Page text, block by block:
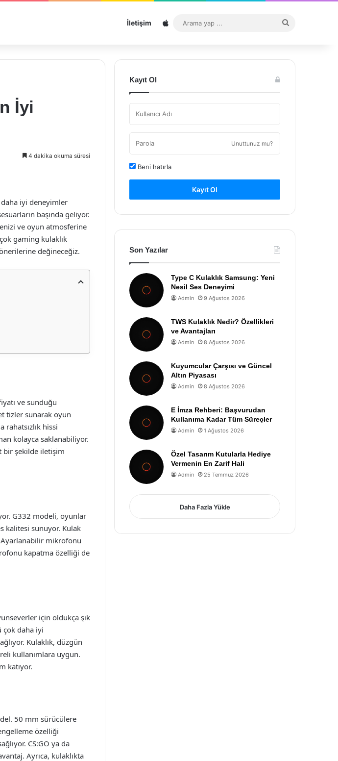
İletişim Sitemap
...
İyi
4 dakika okuma süresi
iyi deneyimler
başında geliyor.
ve oyun atmosferine
gaming kulaklık
değineceğiz.
ve sunduğu
tizler sunarak oyun
hissi
kolayca saklanabiliyor.
bir şekilde iletişim
G332 modeli, oyunlar
kalitesi sunuyor. Kulak
Ayarlanabilir mikrofonu
kapatma özelliği de
için oldukça şık
çok daha iyi
Kulaklık, düzgün
kullanımlara uygun.
katıyor.
50 mm sürücülere
özelliği
CS:GO ya da
Ayrıca, kulaklıkta
Kayıt Ol
Unuttunuz mu?
Beni hatırla
Kayıt Ol
Son Yazılar
Type C Kulaklık Samsung: Yeni
Nesil Ses Deneyimi
Admin 9 Ağustos 2026
TWS Kulaklık Nedir? Özellikleri
ve Avantajları
Admin 8 Ağustos 2026
Kuyumcular Çarşısı ve Güncel
Altın Piyasası
Admin 8 Ağustos 2026
E İmza Rehberi: Başvurudan
Kullanıma Kadar Tüm Süreçler
Admin 1 Ağustos 2026
Özel Tasarım Kutularla Hediye
Vermenin En Zarif Hali
Admin 25 Temmuz 2026
Daha Fazla Yükle